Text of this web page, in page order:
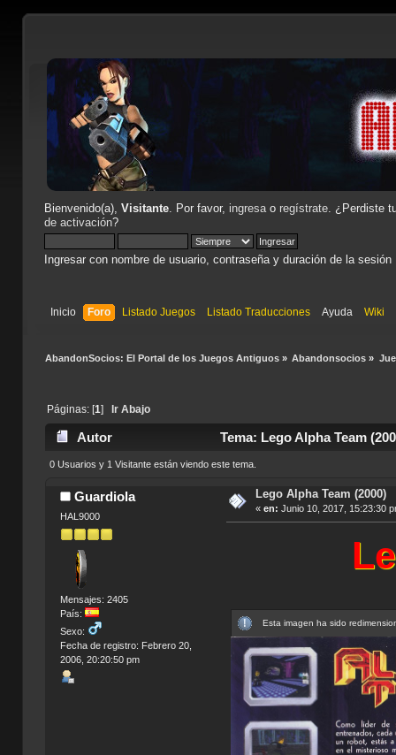
Bienvenido(a), Visitante. Por favor, ingresao regístrate. ¿Perdiste
de activación?
Ingresar con nombre de usuario, contraseña y duración de la sesión
Inicio Foro Listado Juegos Listado Traducciones Ayuda Wiki
AbandonSocios: El Portal de los Juegos Antiguos» Abandonsocios »
Páginas: [1] Ir Abajo
Autor Tema: Lego Alpha Team
0 Usuarios y 1 Visitante están viendo este tema.
Guardiola
HAL9000
Mensajes: 2405
País:
Sexo:
Fecha de registro: Febrero 20,
2006, 20:20:50 pm
Lego Alpha Team (2000)
« en: Junio 10, 2017, 15:23:30
Esta imagen ha sido